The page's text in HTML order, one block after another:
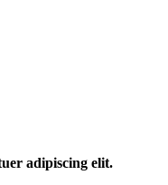
adipiscing elit.